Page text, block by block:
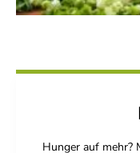
Hunger auf mehr?